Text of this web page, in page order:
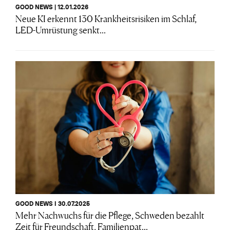
GOOD NEWS | 12.01.2026
Neue KI erkennt 130 Krankheitsrisiken im Schlaf,
LED-Umrüstung senkt...
GOOD NEWS I 30.07.2025
Mehr Nachwuchs für die Pflege, Schweden bezahlt
Zeit für Freundschaft, Familienpat...